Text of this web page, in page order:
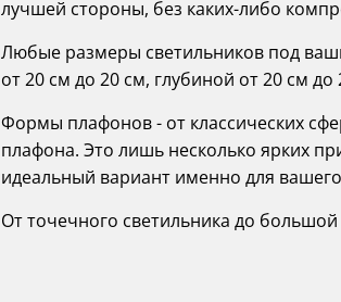
лучшей стороны, без каких-либо
Любые размеры светильников под
от 20 см до 20 см, глубиной от 20 см до
Формы плафонов - от классических
плафона. Это лишь несколько ярких
идеальный вариант именно для
От точечного светильника до